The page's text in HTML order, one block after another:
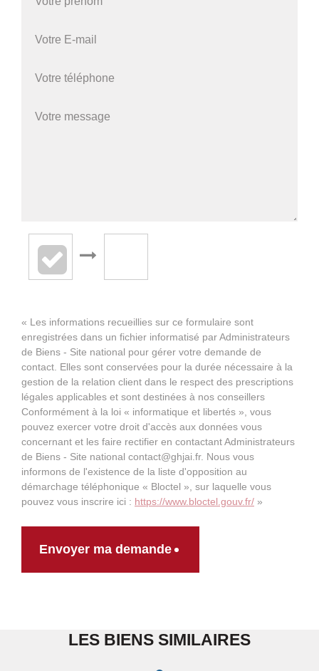
« Les informations recueillies sur ce formulaire sont
enregistrées dans un fichier informatisé par Administrateurs
de Biens - Site national pour gérer votre demande de
contact. Elles sont conservées pour la durée nécessaire à la
gestion de la relation client dans le respect des prescriptions
légales applicables et sont destinées à nos conseillers
Conformément à la loi « informatique et libertés », vous
pouvez exercer votre droit d'accès aux données vous
concernant et les faire rectifier en contactant Administrateurs
de Biens - Site national contact@ghjai.fr. Nous vous
informons de l'existence de la liste d'opposition au
démarchage téléphonique « Bloctel », sur laquelle vous
pouvez vous inscrire ici : https://www.bloctel.gouv.fr/ »
Envoyer ma demande
LES BIENS SIMILAIRES